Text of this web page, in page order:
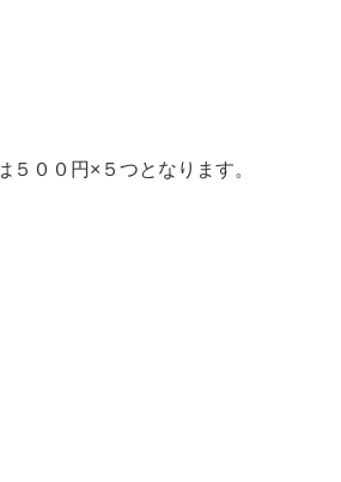
００円×５つとなります。